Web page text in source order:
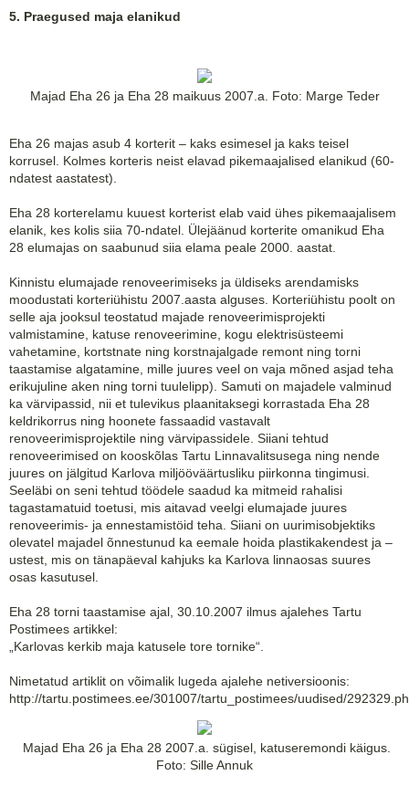
5. Praegused maja elanikud
Majad Eha 26 ja Eha 28 maikuus 2007.a. Foto: Marge Teder
Eha 26 majas asub 4 korterit – kaks esimesel ja kaks teisel
korrusel. Kolmes korteris neist elavad pikemaajalised elanikud (60-
ndatest aastatest).
Eha 28 korterelamu kuuest korterist elab vaid ühes pikemaajalisem
elanik, kes kolis siia 70-ndatel. Ülejäänud korterite omanikud Eha
28 elumajas on saabunud siia elama peale 2000. aastat.
Kinnistu elumajade renoveerimiseks ja üldiseks arendamisks
moodustati korteriühistu 2007.aasta alguses. Korteriühistu poolt on
selle aja jooksul teostatud majade renoveerimisprojekti
valmistamine, katuse renoveerimine, kogu elektrisüsteemi
vahetamine, kortstnate ning korstnajalgade remont ning torni
taastamise algatamine, mille juures veel on vaja mõned asjad teha
erikujuline aken ning torni tuulelipp). Samuti on majadele valminud
ka värvipassid, nii et tulevikus plaanitaksegi korrastada Eha 28
keldrikorrus ning hoonete fassaadid vastavalt
renoveerimisprojektile ning värvipassidele. Siiani tehtud
renoveerimised on kooskõlas Tartu Linnavalitsusega ning nende
juures on jälgitud Karlova miljööväärtusliku piirkonna tingimusi.
Seeläbi on seni tehtud töödele saadud ka mitmeid rahalisi
tagastamatuid toetusi, mis aitavad veelgi elumajade juures
renoveerimis- ja ennestamistöid teha. Siiani on uurimisobjektiks
olevatel majadel õnnestunud ka eemale hoida plastikakendest ja –
ustest, mis on tänapäeval kahjuks ka Karlova linnaosas suures
osas kasutusel.
Eha 28 torni taastamise ajal, 30.10.2007 ilmus ajalehes Tartu
Postimees artikkel:
„Karlovas kerkib maja katusele tore tornike“.
Nimetatud artiklit on võimalik lugeda ajalehe netiversioonis:
http://tartu.postimees.ee/301007/tartu_postimees/uudised/
Majad Eha 26 ja Eha 28 2007.a. sügisel, katuseremondi käigus.
Foto: Sille Annuk